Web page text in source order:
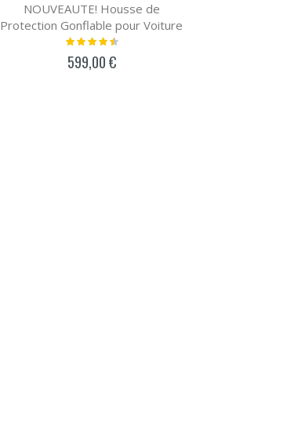
NOUVEAUTE! Housse de
Protection Gonflable pour Voiture
Notation:
599,00 €